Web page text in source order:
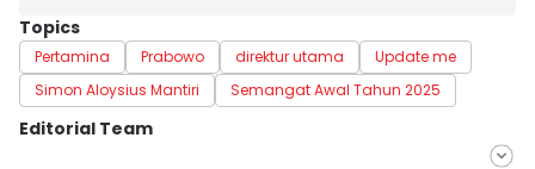
Topics
Pertamina Prabowo direktur utama
Update me
Simon Aloysius Mantiri
Semangat Awal Tahun 2025
Editorial Team